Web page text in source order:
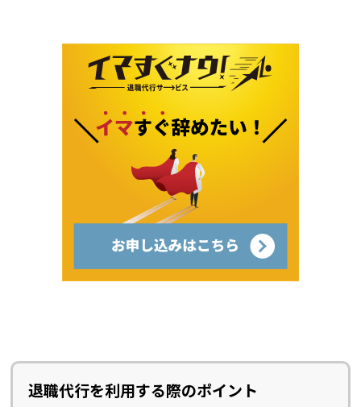
退職代行を利用する際のポイント